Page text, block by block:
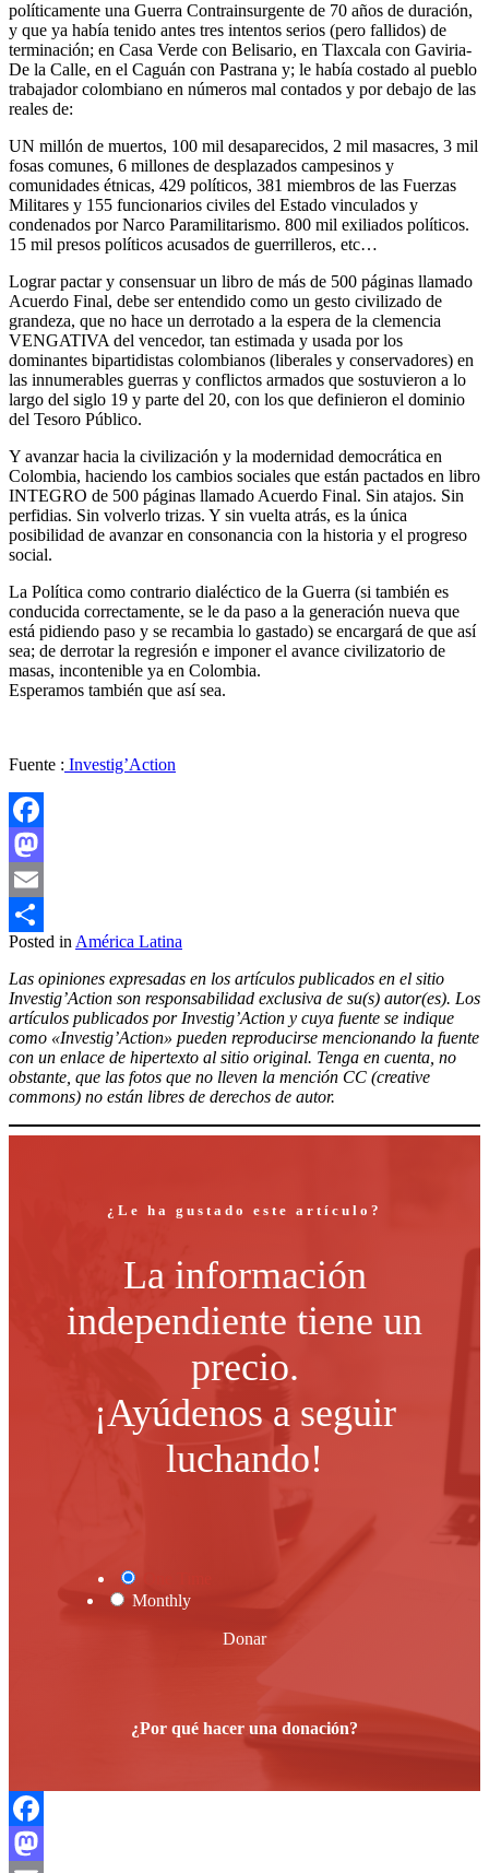
políticamente una Guerra Contrainsurgente de 70 años de duración,
y que ya había tenido antes tres intentos serios (pero fallidos) de
terminación; en Casa Verde con Belisario, en Tlaxcala con Gaviria-
De la Calle, en el Caguán con Pastrana y; le había costado al pueblo
trabajador colombiano en números mal contados y por debajo de las
reales de:
UN millón de muertos, 100 mil desaparecidos, 2 mil masacres, 3 mil
fosas comunes, 6 millones de desplazados campesinos y
comunidades étnicas, 429 políticos, 381 miembros de las Fuerzas
Militares y 155 funcionarios civiles del Estado vinculados y
condenados por Narco Paramilitarismo. 800 mil exiliados políticos.
15 mil presos políticos acusados de guerrilleros, etc…
Lograr pactar y consensuar un libro de más de 500 páginas llamado
Acuerdo Final, debe ser entendido como un gesto civilizado de
grandeza, que no hace un derrotado a la espera de la clemencia
VENGATIVA del vencedor, tan estimada y usada por los
dominantes bipartidistas colombianos (liberales y conservadores) en
las innumerables guerras y conflictos armados que sostuvieron a lo
largo del siglo 19 y parte del 20, con los que definieron el dominio
del Tesoro Público.
Y avanzar hacia la civilización y la modernidad democrática en
Colombia, haciendo los cambios sociales que están pactados en libro
INTEGRO de 500 páginas llamado Acuerdo Final. Sin atajos. Sin
perfidias. Sin volverlo trizas. Y sin vuelta atrás, es la única
posibilidad de avanzar en consonancia con la historia y el progreso
social.
La Política como contrario dialéctico de la Guerra (si también es
conducida correctamente, se le da paso a la generación nueva que
está pidiendo paso y se recambia lo gastado) se encargará de que así
sea; de derrotar la regresión e imponer el avance civilizatorio de
masas, incontenible ya en Colombia.
Esperamos también que así sea.
Fuente : Investig’Action
Facebook
Mastodon
Email
Compartir
Posted in América Latina
Las opiniones expresadas en los artículos publicados en el sitio
Investig’Action son responsabilidad exclusiva de su(s) autor(es). Los
artículos publicados por Investig’Action y cuya fuente se indique
como «Investig’Action» pueden reproducirse mencionando la fuente
con un enlace de hipertexto al sitio original. Tenga en cuenta, no
obstante, que las fotos que no lleven la mención CC (creative
commons) no están libres de derechos de autor.
¿Le ha gustado este artículo?
La información
independiente tiene un
precio.
¡Ayúdenos a seguir
luchando!
Monthly
Donar
¿Por qué hacer una donación?
Facebook